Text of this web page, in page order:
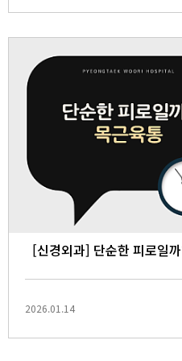
[신경외과] 단순한 피로일
2026.01.14